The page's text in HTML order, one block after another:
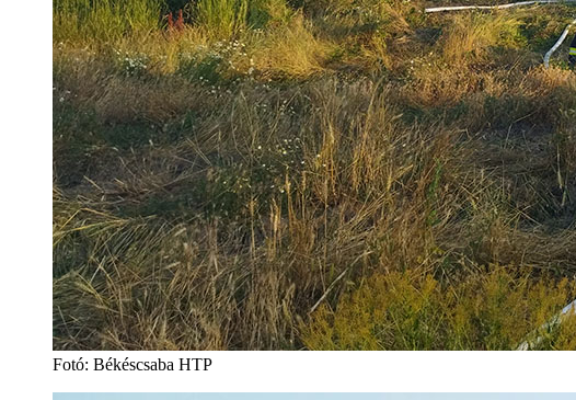
Fotó: Békéscsaba HTP